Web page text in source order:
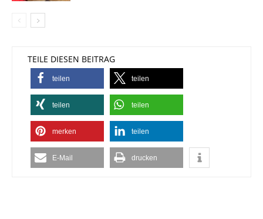
TEILE DIESEN BEITRAG
teilen teilen
teilen teilen
merken teilen
E-Mail drucken